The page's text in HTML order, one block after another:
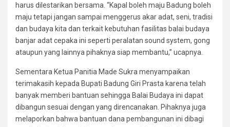
harus dilestarikan bersama. “Kapal boleh maju Badung boleh
maju tetapi jangan sampai menggerus akar adat, seni, tradisi
dan budaya kita dan terkait kebutuhan fasilitas balai budaya
banjar adat cepaka ini seperti peralatan sound system, gong
ataupun yang lainnya pihaknya siap membantu,” ucapnya.
Sementara Ketua Panitia Made Sukra menyampaikan
terimakasih kepada Bupati Badung Giri Prasta karena telah
banyak memberi bantuan sehingga Balai Budaya ini dapat
dibangun sesuai dengan yang direncanakan. Pihaknya juga
melaporkan bahwa bantuan dana pembangunan ini dibagi